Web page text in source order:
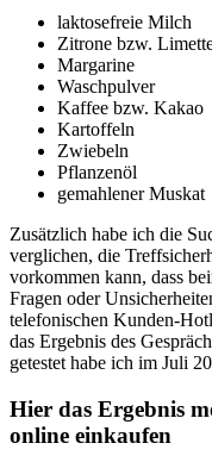
laktosefreie Milch
Zitrone bzw.
Margarine
Waschpulver
Kaffee bzw. Kakao
Kartoffeln
Zwiebeln
Pflanzenöl
gemahlener Muskat
Zusätzlich habe ich die
verglichen, die
vorkommen kann, dass
Fragen oder
telefonischen Kunden-
das Ergebnis des
getestet habe ich im Juli
Hier das Ergebnis
online einkaufen